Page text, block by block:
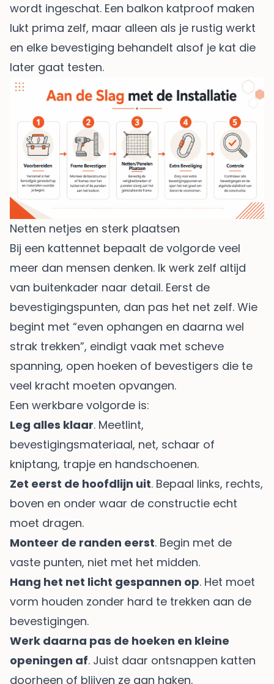
wordt ingeschat. Een balkon katproof maken
lukt prima zelf, maar alleen als je rustig werkt
en elke bevestiging behandelt alsof je kat die
later gaat testen.
Netten netjes en sterk plaatsen
Bij een kattennet bepaalt de volgorde veel
meer dan mensen denken. Ik werk zelf altijd
van buitenkader naar detail. Eerst de
bevestigingspunten, dan pas het net zelf. Wie
begint met “even ophangen en daarna wel
strak trekken”, eindigt vaak met scheve
spanning, open hoeken of bevestigers die te
veel kracht moeten opvangen.
Een werkbare volgorde is:
Leg alles klaar. Meetlint,
bevestigingsmateriaal, net, schaar of
kniptang, trapje en handschoenen.
Zet eerst de hoofdlijn uit. Bepaal links, rechts,
boven en onder waar de constructie echt
moet dragen.
Monteer de randen eerst. Begin met de
vaste punten, niet met het midden.
Hang het net licht gespannen op. Het moet
vorm houden zonder hard te trekken aan de
bevestigingen.
Werk daarna pas de hoeken en kleine
openingen af. Juist daar ontsnappen katten
doorheen of blijven ze aan haken.